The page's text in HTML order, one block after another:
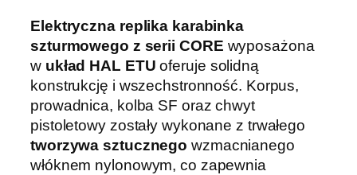
n
A
G
S
Elektryczna replika karabinka
szturmowego z serii CORE wyposażona
w układ HAL ETU oferuje solidną
konstrukcję i wszechstronność. Korpus,
prowadnica, kolba SF oraz chwyt
pistoletowy zostały wykonane z trwałego
tworzywa sztucznego wzmacnianego
włóknem nylonowym, co zapewnia